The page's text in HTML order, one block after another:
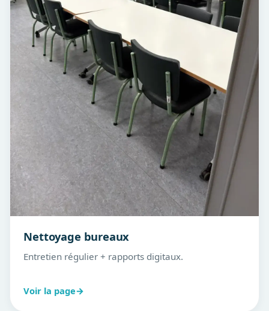
Nettoyage bureaux
Entretien régulier + rapports digitaux.
Voir la page→